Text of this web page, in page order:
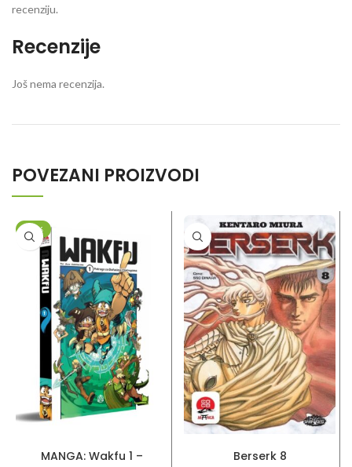
Recenzije
Još nema recenzija.
recenziju.
POVEZANI PROIZVODI
-20%
MANGA: Wakfu 1 –
Berserk 8